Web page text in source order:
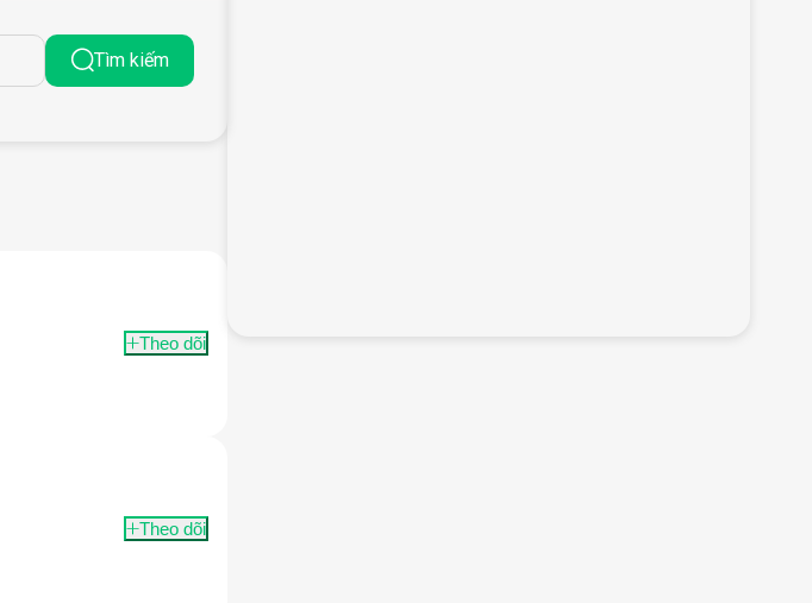
Tìm kiếm
Theo dõi
Theo dõi